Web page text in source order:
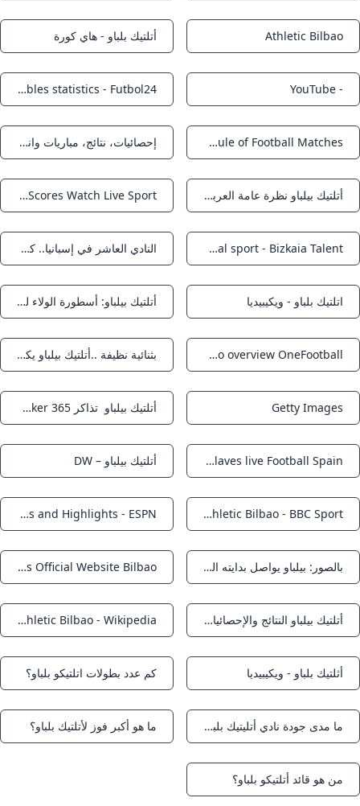
Notifications
Athletic Bilbao
Notifications
أتلتيك بلباو - هاي كورة
Notifications- YouTube
Notifications
Spain - Athletic Bilbao - Results fixtures tables statistics - Futbol24
Notifications
Athletic Bilbao Scores & Fixtures - This Months Schedule of Football Matches
Notifications إحصائيات، نتائج، مباريات وانتقالات Athletic Club Soccerway
Notifications أتلتيك بيلباو نظرة عامة العربية Goal.com Notifications
Sky Sports - Sports News Transfers Scores Watch Live Sport
Notifications
Athletic Club de Bilbao a unique model and an international example in professional sport - Bizkaia Talent
Notifications النادي العاشر في إسبانيا.. كورونا يضرب أتلتيك بلباو بـ6 حالات جديدة - بطولات
Notifications
اتلتيك بلباو - ويكيبيديا Notifications أتلتيك بيلباو: أسطورة الولاء للإقليم
Notifications
Athletic Bilbao Athletic Bilbao overview OneFootball
Notifications بثنائية نظيفة ..أتلتيك بيلباو يكتسح جلاسكو رينجرز في إياب ربع نهائي الدوري الاوروبي المشهد اليمني
Notifications
Getty Images
Notifications أتلتيك بيلباو تذاكر Tazaker 365
Notifications
Ath Bilbao live scores results fixtures Ath Bilbao v Alaves live Football Spain
Notifications
أتلتيك بيلباو – DW
Notifications
Athletic Bilbao - BBC Sport
Notifications
Athletic Club Scores Stats and Highlights - ESPN
Notifications بالصور: بيلباو يواصل بدايته المثالية بعبور ريال بيتيس كووورة Notifications
Athletic Club - Athletic Clubs Official Website Bilbao
Notifications أتلتيك بيلباو النتائج والإحصائيات وأبرز اللقطات. كووورة Notifications
Athletic Bilbao - Wikipedia
Notifications
أثلتيك بلباو - ويكيبيديا Notifications
كم عدد بطولات اتلتيكو بلباو؟
Notifications ما مدى جودة نادي أتليتيك بلباو؟ Notifications
ما هو أكبر فوز لأتلتيك بلباو؟
Notifications
من هو قائد أتلتيكو بلباو؟